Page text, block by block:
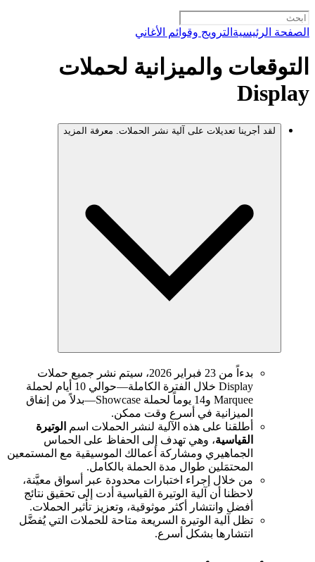
الصفحة الرئيسية الترويج وقوائم الأغاني
التوقعات والميزانية لحملات
Display
لقد أجرينا تعديلات على آلية نشر الحملات. معرفة المزيد
بدءاً من 23 فبراير 2026، سيتم نشر جميع حملات
Display خلال الفترة الكاملة—حوالي 10 أيام لحملة
Marquee و14 يوماً لحملة Showcase—بدلاً من إنفاق
الميزانية في أسرع وقت ممكن.
أطلقنا على هذه الآلية لنشر الحملات اسم
الوتيرة
القياسية، وهي تهدف إلى الحفاظ على الحماس
الجماهيري ومشاركة أعمالك الموسيقية مع المستمعين
المحتمَلين طوال مدة الحملة بالكامل.
من خلال إجراء اختبارات محدودة عبر أسواق معيَّنة،
لاحظنا أن آلية الوتيرة القياسية أدت إلى تحقيق نتائج
أفضل وانتشار أكثر موثوقية، وتعزيز تأثير الحملات.
تظل آلية الوتيرة السريعة متاحة للحملات التي يُفضَّل
انتشارها بشكل أسرع.